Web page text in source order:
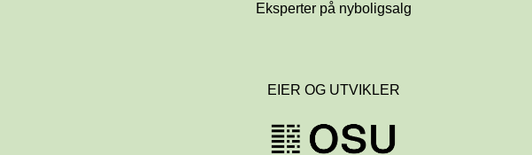
Eksperter på nyboligsalg
EIER OG UTVIKLER